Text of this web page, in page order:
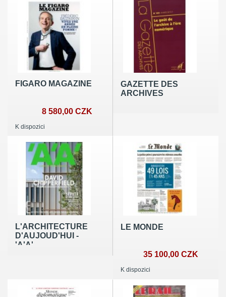
FIGARO MAGAZINE
8 580,00 CZK
K dispozici
GAZETTE DES
ARCHIVES
L'ARCHITECTURE
D'AUJOUD'HUI -
'A'A'
LE MONDE
35 100,00 CZK
K dispozici